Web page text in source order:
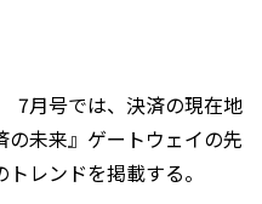
月号では、決済の現在地
の未来』ゲートウェイの先
レンドを掲載する。